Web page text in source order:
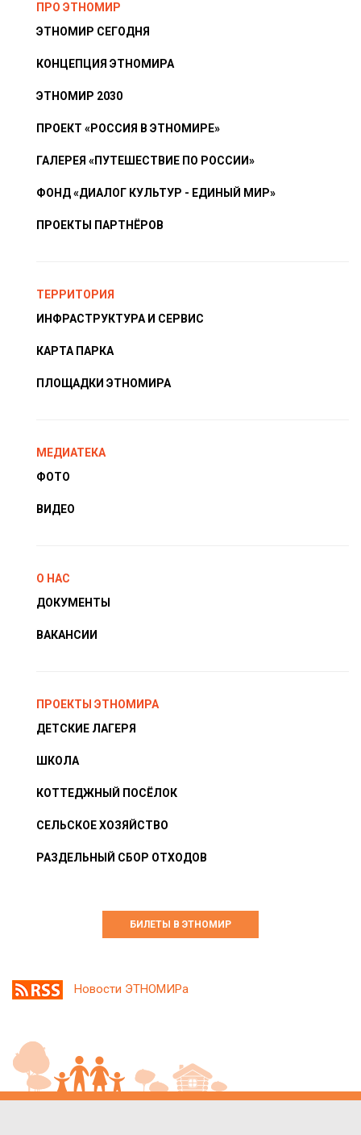
ПРО ЭТНОМИР
ЭТНОМИР СЕГОДНЯ
КОНЦЕПЦИЯ ЭТНОМИРА
ЭТНОМИР 2030
ПРОЕКТ «РОССИЯ В ЭТНОМИРЕ»
ГАЛЕРЕЯ «ПУТЕШЕСТВИЕ ПО РОССИИ»
ФОНД «ДИАЛОГ КУЛЬТУР - ЕДИНЫЙ МИР»
ПРОЕКТЫ ПАРТНЁРОВ
ТЕРРИТОРИЯ
ИНФРАСТРУКТУРА И СЕРВИС
КАРТА ПАРКА
ПЛОЩАДКИ ЭТНОМИРА
МЕДИАТЕКА
ФОТО
ВИДЕО
О НАС
ДОКУМЕНТЫ
ВАКАНСИИ
ПРОЕКТЫ ЭТНОМИРА
ДЕТСКИЕ ЛАГЕРЯ
ШКОЛА
КОТТЕДЖНЫЙ ПОСЁЛОК
СЕЛЬСКОЕ ХОЗЯЙСТВО
РАЗДЕЛЬНЫЙ СБОР ОТХОДОВ
БИЛЕТЫ В ЭТНОМИР
Новости ЭТНОМИРа